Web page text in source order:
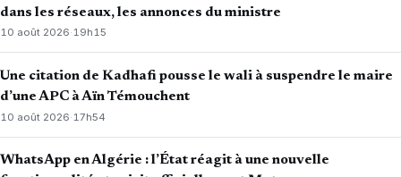
dans les réseaux, les annonces du ministre
10 août 2026·19h15
Une citation de Kadhafi pousse le wali à suspendre le maire
d’une APC à Aïn Témouchent
10 août 2026·17h54
WhatsApp en Algérie : l’État réagit à une nouvelle